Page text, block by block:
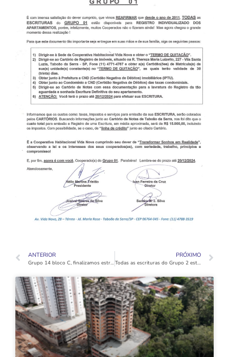
ANTERIOR PRÓXIMO
Todas as escrituras do Grupo 2 estão disponíveis para registro individualizado dos apartamentos